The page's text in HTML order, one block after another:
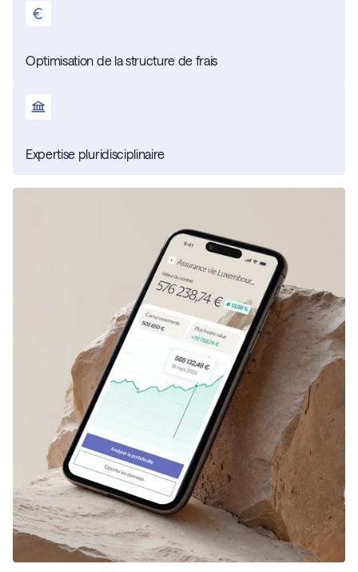
Optimisation de la structure de frais
Expertise pluridisciplinaire